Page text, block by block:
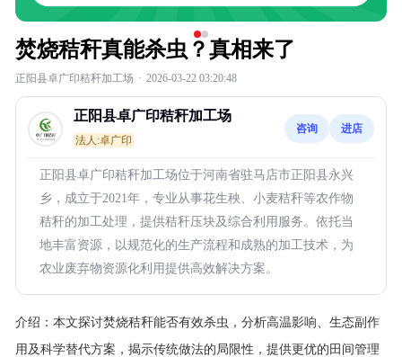
焚烧秸秆真能杀虫？真相来了
正阳县卓广印秸秆加工场 · 2026-03-22 03:20:48
正阳县卓广印秸秆加工场
法人:卓广印
咨询 进店
正阳县卓广印秸秆加工场位于河南省驻马店市正阳县永兴
乡，成立于2021年，专业从事花生秧、小麦秸秆等农作物
秸秆的加工处理，提供秸秆压块及综合利用服务。依托当
地丰富资源，以规范化的生产流程和成熟的加工技术，为
农业废弃物资源化利用提供高效解决方案。
介绍： 本文探讨焚烧秸秆能否有效杀虫，分析高温影响、生态副作
用及科学替代方案，揭示传统做法的局限性，提供更优的田间管理